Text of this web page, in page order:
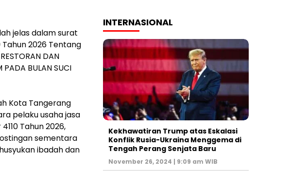
jelas dalam surat
2026 Tentang
DAN
PADA BULAN SUCI
Kota Tangerang
pelaku usaha jasa
Tahun 2026,
sementara
ibadah dan
INTERNASIONAL
Kekhawatiran Trump atas Eskalasi
Konflik Rusia-Ukraina Menggema di
Tengah Perang Senjata Baru
November 26, 2024 | 9:09 am WIB